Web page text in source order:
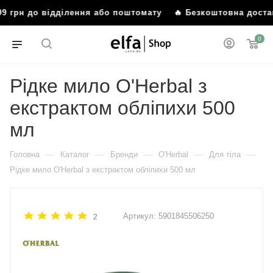
грн до відділення або поштомату 🔥 Безкоштовна
0
Рідке мило O'Herbal з
екстрактом обліпихи 500
мл
Головна — Каталог — Бренди — O'Herbal — Для тіла —
Рідке мило O'Herbal з екстрактом обліпихи 500 мл
2 Артикул: 5901845506250